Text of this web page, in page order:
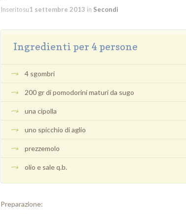
Inseritosu1 settembre 2013 in Secondi
Ingredienti per 4 persone
4 sgombri
200 gr di pomodorini maturi da sugo
una cipolla
uno spicchio di aglio
prezzemolo
olio e sale q.b.
Preparazione: